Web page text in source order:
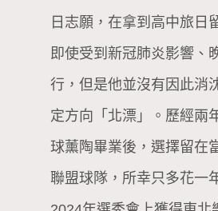
日志願，在拿到高中旅日
即使受到新冠肺炎影響、
行，但是他並沒有因此消
定方向「北漂」。歷經兩
球薰陶畢業後，選擇留在
聯盟球隊，所幸只多花一